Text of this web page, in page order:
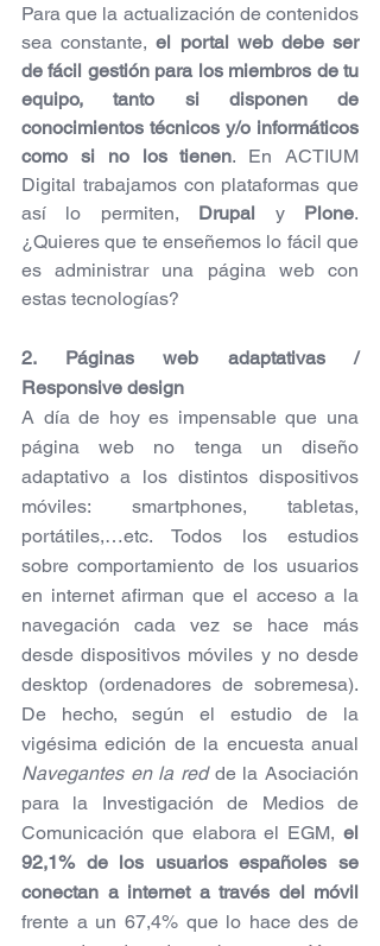
Para que la actualización de contenidos
sea constante, el portal web debe ser
de fácil gestión para los miembros de tu
equipo, tanto si disponen de
conocimientos técnicos y/o informáticos
como si no los tienen. En ACTIUM
Digital trabajamos con plataformas que
así lo permiten, Drupal y Plone.
¿Quieres que te enseñemos lo fácil que
es administrar una página web con
estas tecnologías?
2. Páginas web adaptativas /
Responsive design
A día de hoy es impensable que una
página web no tenga un diseño
adaptativo a los distintos dispositivos
móviles: smartphones, tabletas,
portátiles,…etc. Todos los estudios
sobre comportamiento de los usuarios
en internet afirman que el acceso a la
navegación cada vez se hace más
desde dispositivos móviles y no desde
desktop (ordenadores de sobremesa).
De hecho, según el estudio de la
Navegantes en la red de la Asociación
para la Investigación de Medios de
Comunicación que elabora el EGM, el
92,1% de los usuarios españoles se
frente a un 67,4% que lo hace des de